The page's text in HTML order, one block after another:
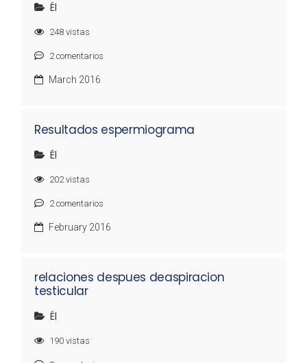
Él
248 vistas
2comentarios
March 2016
Resultados espermiograma
Él
202vistas
2comentarios
February 2016
relaciones despues deaspiracion
testicular
Él
190 vistas